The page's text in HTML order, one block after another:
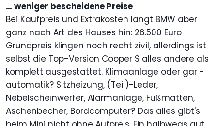
… weniger bescheidene Preise
Bei Kaufpreis und Extrakosten langt BMW aber
ganz nach Art des Hauses hin: 26.500 Euro
Grundpreis klingen noch recht zivil, allerdings ist
selbst die Top-Version Cooper S alles andere als
komplett ausgestattet. Klimaanlage oder gar -
automatik? Sitzheizung, (Teil)-Leder,
Nebelscheinwerfer, Alarmanlage, Fußmatten,
Aschenbecher, Bordcomputer? Das alles gibt's